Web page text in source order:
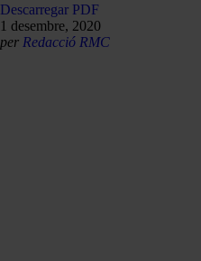
Descarregar PDF
1 desembre, 2020
per Redacció RMC